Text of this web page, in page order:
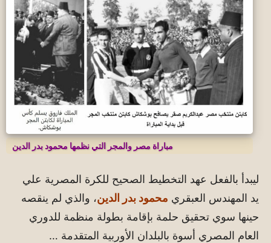
مباراة مصر والمجر التي نظمها محمود بدر الدين
ليبدأ بالفعل عهد التخطيط الصحيح للكرة المصرية علي
يد المهندس العبقري محمود بدر الدين، والذي لم ينقصه
حينها سوي تحقيق حلمة بإقامة بطولة منظمة للدوري
العام المصري أسوة بالبلدان الأوربية المتقدمة …